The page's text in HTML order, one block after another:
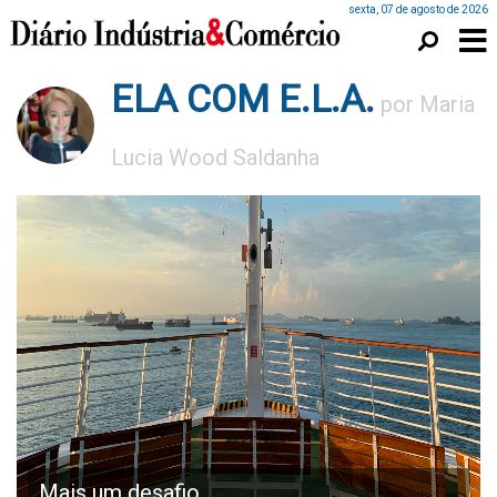
sexta, 07 de agosto de 2026
ELA COM E.L.A. por Maria
Lucia Wood Saldanha